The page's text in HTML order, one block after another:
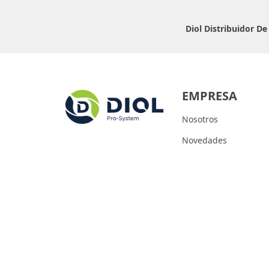
Diol Distribuidor
EMPRESA
Nosotros
Novedades